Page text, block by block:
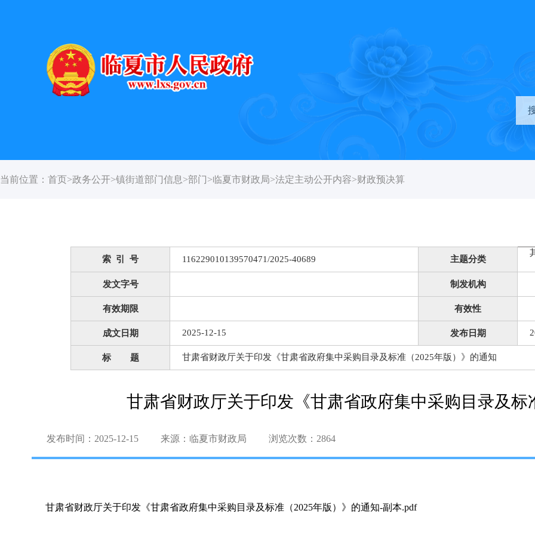
当前位置： 首页>政务公开>镇街道部门信息>部门>临夏市财政局>法定主动公开内容>财政预决算
索 引 号 116229010139570471/2025-40689 主题分类
发文字号 制发机构
有效期限 有效性
成文日期 2025-12-15 发布日期
标 题 甘肃省财政厅关于印发《甘肃省政府集中采购目录及标准（2025年版）》的通知
甘肃省财政厅关于印发《甘肃省政府集中采购目录及标
发布时间：2025-12-15 来源：临夏市财政局 浏览次数： 2864
甘肃省财政厅关于印发《甘肃省政府集中采购目录及标准（2025年版）》的通知-副本.pdf